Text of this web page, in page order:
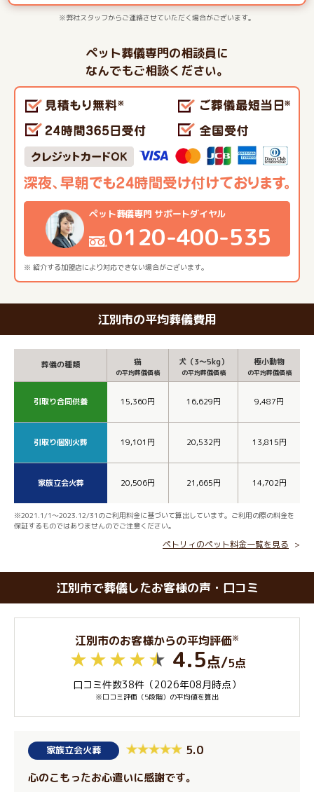
※弊社スタッフからご連絡させていただく場合がございます。
ペット葬儀専門の相談員に
なんでもご相談ください。
※ 紹介する加盟店により対応できない場合がございます。
ペット葬儀専門 サポートダイヤル
0120-400-535
江別市の平均葬儀費用
葬儀の種類 猫
の平均葬儀価格
犬（3～5kg）
の平均葬儀価格
極小動物
の平均葬儀価格
引取り合同供養 15,360円 16,629円 9,487円
引取り個別火葬 19,101円 20,532円 13,815円
家族立会火葬 20,506円 21,665円 14,702円
※2021.1/1～2023.12/31のご利用料金に基づいて算出しています。ご利用の際の料金を
保証するものではありませんのでご注意ください。
ペトリィのペット料金一覧を見る
江別市で葬儀したお客様の声・口コミ
江別市のお客様からの平均評価※
4.5点/5点
口コミ件数38件（2026年08月時点）
※口コミ評価（5段階）の平均値を算出
家族立会火葬 5.0
心のこもったお心遣いに感謝です。